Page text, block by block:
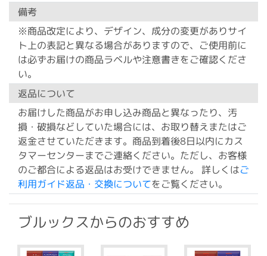
備考
※商品改定により、デザイン、成分の変更がありサイ
ト上の表記と異なる場合がありますので、ご使用前に
は必ずお届けの商品ラベルや注意書きをご確認くださ
い。
返品について
お届けした商品がお申し込み商品と異なったり、汚
損・破損などしていた場合には、お取り替えまたはご
返金させていただきます。商品到着後8日以内にカス
タマーセンターまでご連絡ください。ただし、お客様
のご都合による返品はお受けできません。 詳しくはご
利用ガイド返品・交換についてをご覧ください。
ブルックスからのおすすめ